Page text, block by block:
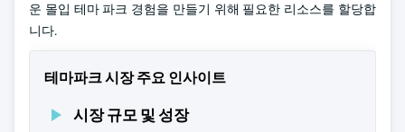
운 몰입 테마 파크 경험을 만들기 위해 필요한 리소스를 할당합
니다.
테마파크 시장 주요 인사이트
시장 규모 및 성장